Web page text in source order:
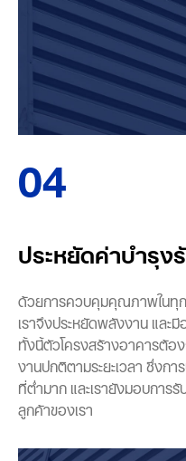
04
ประหยัดค่าบำรุง
ด้วยการควบคุมคุณภาพในทุ
เราจึงประหยัดพลังงาน และ
ทั้งนี้ตัวโครงสร้างอาคารต้อ
งานปกติตามระยะเวลา ซึ่งก
ที่ต่ำมาก และเรายังมอบการ
ลูกค้าของเรา